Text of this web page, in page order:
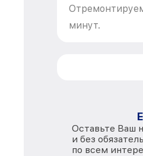
минут.
Оставьте Ваш
и без
по всем